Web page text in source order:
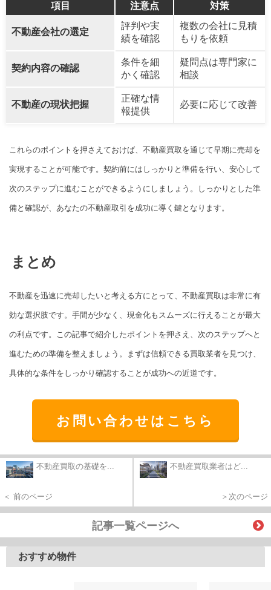
項目 注意点 対策
不動産会社の選定
評判や実
績を確認
複数の会社に見積
もりを依頼
契約内容の確認
条件を細
かく確認
疑問点は専門家に
相談
不動産の現状把握
正確な情
報提供
必要に応じて改善
これらのポイントを押さえておけば、不動産買取を通じて早期に売却を
実現することが可能です。契約前にはしっかりと準備を行い、安心して
次のステップに進むことができるようにしましょう。しっかりとした準
備と確認が、あなたの不動産取引を成功に導く鍵となります。
まとめ
不動産を迅速に売却したいと考える方にとって、不動産買取は非常に有
効な選択肢です。手間が少なく、現金化もスムーズに行えることが最大
の利点です。この記事で紹介したポイントを押さえ、次のステップへと
進むための準備を整えましょう。まずは信頼できる買取業者を見つけ、
具体的な条件をしっかり確認することが成功への近道です。
お問い合わせはこちら
不動産買取の基礎を...
＜ 前のページ
不動産買取業者はど...
＞次のページ
記事一覧ページへ
おすすめ物件